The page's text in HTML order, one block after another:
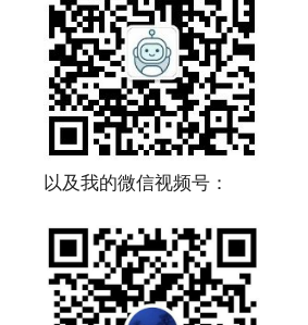
以及我的微信视频号：